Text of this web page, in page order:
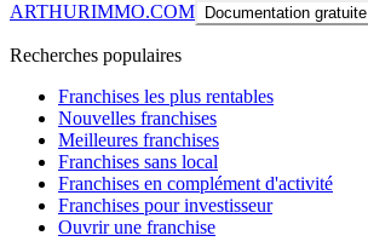
ARTHURIMMO.COM Documentation gratuite
Recherches populaires
Franchises les plus rentables
Nouvelles franchises
Meilleures franchises
Franchises sans local
Franchises en complément d'activité
Franchises pour investisseur
Ouvrir une franchise